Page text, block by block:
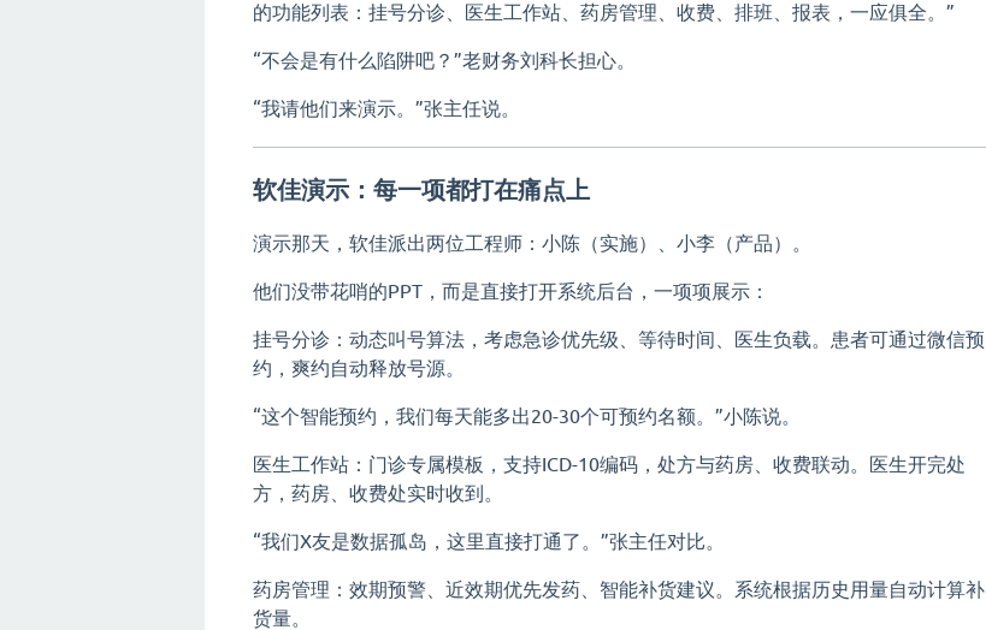
的功能列表：挂号分诊、医生工作站、药房管理、收费、排班、报表，一应俱全。”
“不会是有什么陷阱吧？”老财务刘科长担心。
“我请他们来演示。”张主任说。
软佳演示：每一项都打在痛点上
演示那天，软佳派出两位工程师：小陈（实施）、小李（产品）。
他们没带花哨的PPT，而是直接打开系统后台，一项项展示：
挂号分诊：动态叫号算法，考虑急诊优先级、等待时间、医生负载。患者可通过微信预
约，爽约自动释放号源。
“这个智能预约，我们每天能多出20-30个可预约名额。”小陈说。
医生工作站：门诊专属模板，支持ICD-10编码，处方与药房、收费联动。医生开完处
方，药房、收费处实时收到。
“我们X友是数据孤岛，这里直接打通了。”张主任对比。
药房管理：效期预警、近效期优先发药、智能补货建议。系统根据历史用量自动计算补
货量。